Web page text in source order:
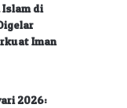
di
Iman
2026: